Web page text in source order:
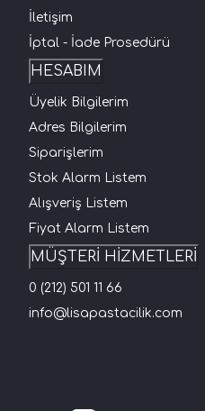
İletişim
İptal - İade Prosedürü
HESABIM
Üyelik Bilgilerim
Adres Bilgilerim
Siparişlerim
Stok Alarm Listem
Alışveriş Listem
Fiyat Alarm Listem
MÜŞTERİ HİZMETLERİ
0 (212) 501 11 66
info@lisapastacilik.com